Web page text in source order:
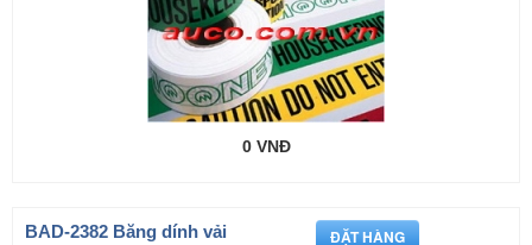
0 VNĐ
BAD-2382 Băng dính vải